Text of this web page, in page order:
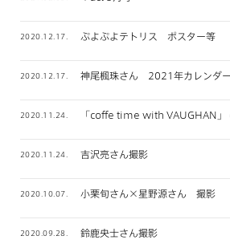
2020.12.17. ぷよぷよテトリス ポスター等
2020.12.17. 神尾楓珠さん 2021年カレンダ
2020.11.24. 「coffe time with VAUGHAN」
2020.11.24. 吉沢亮さん撮影
2020.10.07. 小栗旬さん×星野源さん 撮影
2020.09.28. 鈴鹿央士さん撮影